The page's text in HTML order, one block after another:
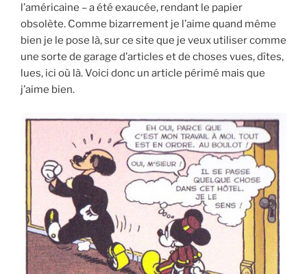
l’américaine – a été exaucée, rendant le papier
obsolète. Comme bizarrement je l’aime quand même
bien je le pose là, sur ce site que je veux utiliser comme
une sorte de garage d’articles et de choses vues, dîtes,
lues, ici où là. Voici donc un article périmé mais que
j’aime bien.